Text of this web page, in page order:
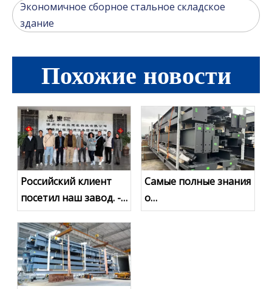
Экономичное сборное стальное складское
здание
Похожие новости
Российский клиент
посетил наш завод. --
Строительство
стальных
конструкций
Самые полные знания
о
металлоконструкциях-1